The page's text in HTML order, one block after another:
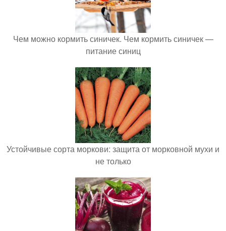
Чем можно кормить синичек. Чем кормить синичек —
питание синиц
Устойчивые сорта моркови: защита от морковной мухи и
не только